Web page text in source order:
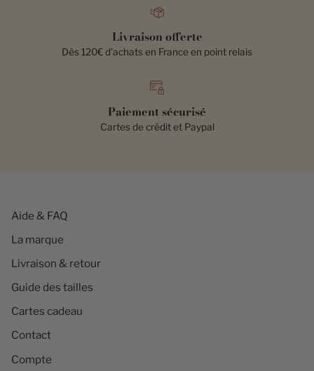
Livraison offerte
Dès 120€ d'achats en France en point relais
Paiement sécurisé
Cartes de crédit et Paypal
Aide & FAQ
La marque
Livraison & retour
Guide des tailles
Cartes cadeau
Contact
Compte